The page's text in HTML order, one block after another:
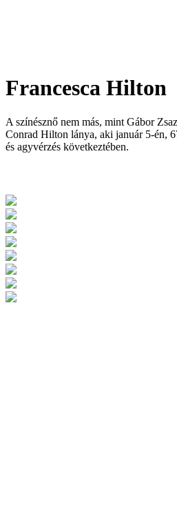
Francesca Hilton
A színésznő nem más, mint Gábor
Conrad Hilton lánya, aki január 5-én,
és agyvérzés következtében.